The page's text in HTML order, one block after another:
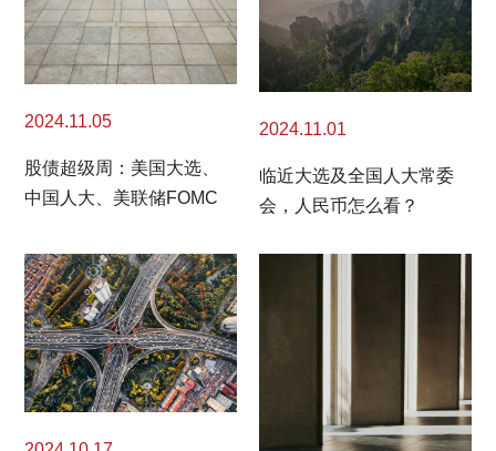
2024.11.05
股债超级周：美国大选、
中国人大、美联储FOMC
2024.11.01
临近大选及全国人大常委
会，人民币怎么看？